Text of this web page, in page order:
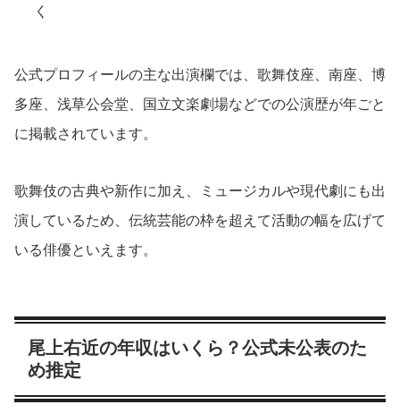
く
公式プロフィールの主な出演欄では、歌舞伎座、南座、博
多座、浅草公会堂、国立文楽劇場などでの公演歴が年ごと
に掲載されています。
歌舞伎の古典や新作に加え、ミュージカルや現代劇にも出
演しているため、伝統芸能の枠を超えて活動の幅を広げて
いる俳優といえます。
尾上右近の年収はいくら？公式未公表のた
め推定